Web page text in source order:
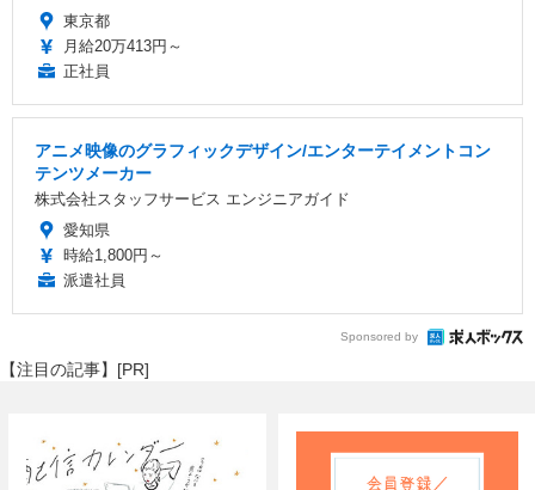
東京都
月給20万413円～
正社員
アニメ映像のグラフィックデザイン/エンターテイメントコン
テンツメーカー
株式会社スタッフサービス エンジニアガイド
愛知県
時給1,800円～
派遣社員
Sponsored by
【注目の記事】[PR]